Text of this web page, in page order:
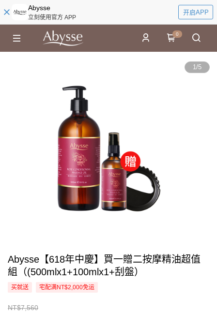
Abysse
立刻使用官方 APP
开启APP
0
1/5
Abysse【618年中慶】買一贈二按摩精油超值
組（(500mlx1+100mlx1+刮盤）
买就送 宅配满NT$2,000免运
NT$7,560